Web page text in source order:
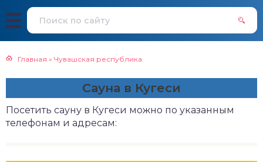
Главная » Чувашская республика
Сауна в Кугеси
Посетить сауну в Кугеси можно по указанным
телефонам и адресам: